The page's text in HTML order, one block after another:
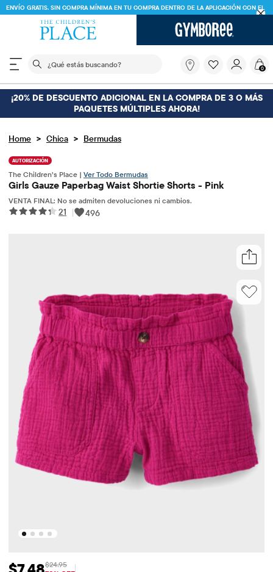
ENVÍO GRATIS. SIN COMPRA MÍNIMA EN TU COMPRA DENTRO DE LA APLICACIÓN CON EL
CÓDIGO
El siguiente campo de búsqueda filtra las
buscando?
0
¡20% DE DESCUENTO ADICIONAL EN LA COMPRA DE 3 O MÁS
PAQUETES MÚLTIPLES AHORA!
Home > Chica > Bermudas
AUTORIZACIÓN
The Children’s Place | Ver Todo Bermudas
Girls Gauze Paperbag Waist Shortie Shorts - Pink
VENTA FINAL: No se admiten devoluciones ni cambios.
21 | 496
$24.95